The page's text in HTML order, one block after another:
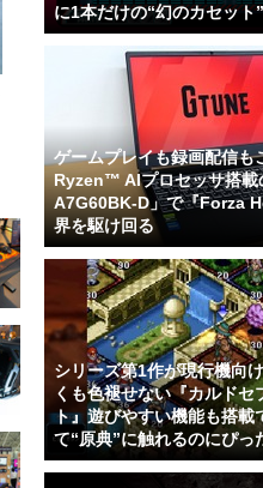
に1本だけの“幻のカセット
ゲームプレイも録画配信も
Ryzen™ AIプロセッサ搭載
A7G60BK-D」で『Forza
界を駆け回る
シリーズ第1作が現行機向
くも色褪せない『カルドセ
ト』遊びやすい機能も搭載
て“原典”に触れるのにぴっ